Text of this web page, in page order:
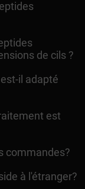
de cils ?
il adapté
est
commandes?
à l'étranger?